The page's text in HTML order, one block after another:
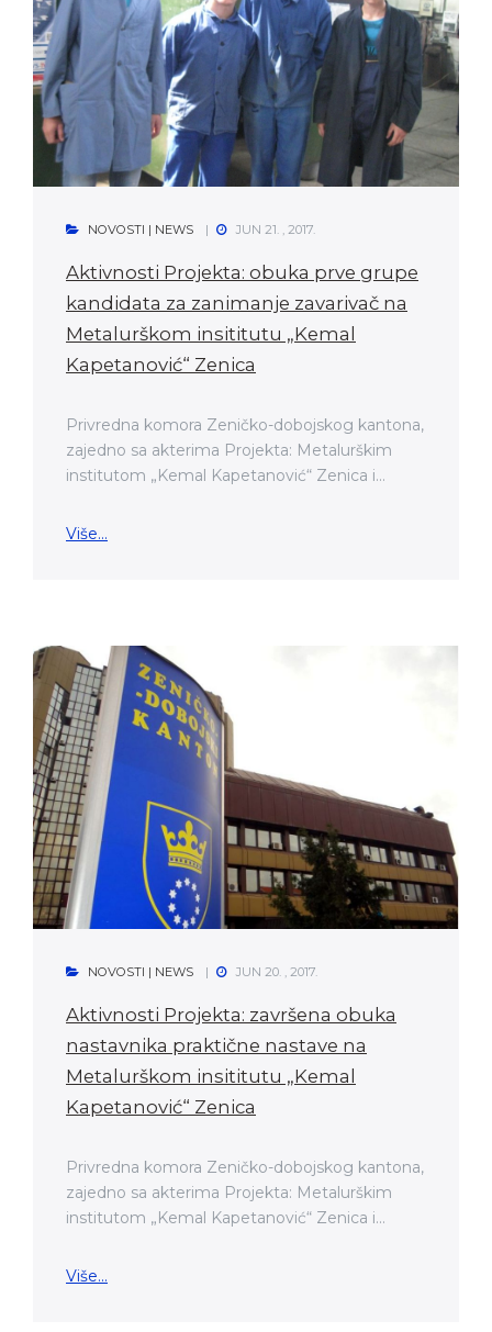
NOVOSTI | NEWS JUN 21. , 2017.
Aktivnosti Projekta: obuka prve grupe
kandidata za zanimanje zavarivač na
Metalurškom insititutu „Kemal
Kapetanović“ Zenica
Privredna komora Zeničko-dobojskog kantona,
zajedno sa akterima Projekta: Metalurškim
institutom „Kemal Kapetanović“ Zenica i...
Više...
NOVOSTI | NEWS JUN 20. , 2017.
Aktivnosti Projekta: završena obuka
nastavnika praktične nastave na
Metalurškom insititutu „Kemal
Kapetanović“ Zenica
Privredna komora Zeničko-dobojskog kantona,
zajedno sa akterima Projekta: Metalurškim
institutom „Kemal Kapetanović“ Zenica i...
Više...